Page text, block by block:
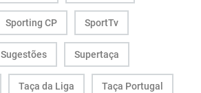
Sporting CP SportTv
Sugestões Supertaça
Taça da Liga Taça Portugal